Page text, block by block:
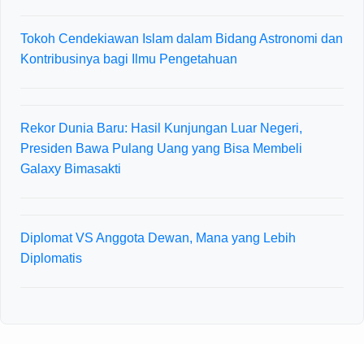
Tokoh Cendekiawan Islam dalam Bidang Astronomi dan
Kontribusinya bagi Ilmu Pengetahuan
Rekor Dunia Baru: Hasil Kunjungan Luar Negeri,
Presiden Bawa Pulang Uang yang Bisa Membeli
Galaxy Bimasakti
Diplomat VS Anggota Dewan, Mana yang Lebih
Diplomatis